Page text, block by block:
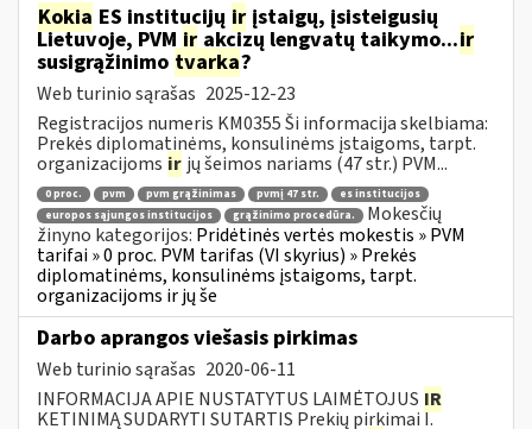
Kokia ES institucijų ir įstaigų, įsisteigusių
Lietuvoje, PVM ir akcizų lengvatų taikymo...ir
susigrąžinimo tvarka?
Web turinio sąrašas 2025-12-23
Registracijos numeris KM0355 Ši informacija skelbiama:
Prekės diplomatinėms, konsulinėms įstaigoms, tarpt.
organizacijoms ir jų šeimos nariams (47 str.) PVM...
0 proc. pvm pvm grąžinimas pvmį 47 str.
es institucijos
europos sąjungos institucijos
grąžinimo procedūra.
Mokesčių
žinyno kategorijos: Pridėtinės vertės mokestis » PVM
tarifai » 0 proc. PVM tarifas (VI skyrius) » Prekės
diplomatinėms, konsulinėms įstaigoms, tarpt.
organizacijoms ir jų še
Darbo aprangos viešasis pirkimas
Web turinio sąrašas 2020-06-11
INFORMACIJA APIE NUSTATYTUS LAIMĖTOJUS IR
KETINIMĄ SUDARYTI SUTARTIS Prekių pirkimai I.